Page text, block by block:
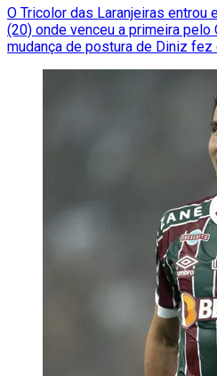
O Tricolor das Laranjeiras entrou
(20) onde venceu a primeira pelo
mudança de postura de Diniz